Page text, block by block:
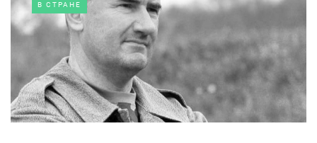
В СТРАНЕ